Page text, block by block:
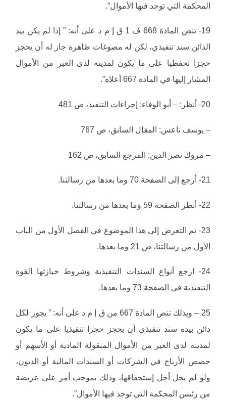
المحكمة التي توجد فيها الأموال”.
19- تنص المادة 668 ف 1 ق إ م د على أنه: ” إذا لم يكن بيد
الدائن سند تنفيذي، لكن له مصوغات ظاهرة جاز له أن يحجز
حجزا تحفظيا على ما يكون لمدينه لدى الغير من الأموال
المشار إليها في المادة 667 أعلاه”.
20- أنظر: – أبو الوفاء: إجراءات التنفيذ، ص 481
– يوسف ناعس: المقال السابق، ص 767
– مروك نصر الدين: المرجع السابق، ص 162
21- أرجع إلى الصفحة 70 وما بعدها من رسالتنا.
22- أنظر الصفحة 59 وما بعدها من رسالتنا.
23- تم التعرض إلى هذا الموضوع في الفصل الأول من الباب
الأول من رسالتنا، ص 21 وما بعدها.
24- ارجع أنواع السندات التنفيذية وشروط حيازتها القوة
التنفيذية في الصفحة 73 وما بعدها.
25 – وبذلك تنص المادة 667 من ق إ م د على أنه: ” يجوز لكل
دائن بيده سند تنفيذي أن يحجز حجزا تنفيذيا على ما يكون
لمدينه لدى الغير من الأموال المنقولة المادية أو الأسهم أو
حصص الأرباح في الشركات أو السندات المالية أو الديون،
ولو لم يحل أجل إستحقاقها، وذلك بموجب أمر على عريضة
من رئيس المحكمة التي توجد فيها الأموال”.